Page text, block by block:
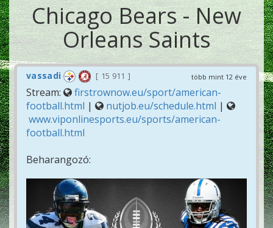
Chicago Bears - New
Orleans Saints
több mint 12 éve
vassadi 15 911
Stream:
firstrownow.eu/sport/american-
football.html | nutjob.eu/schedule.html |
www.viponlinesports.eu/sports/american-
football.html
Beharangozó: